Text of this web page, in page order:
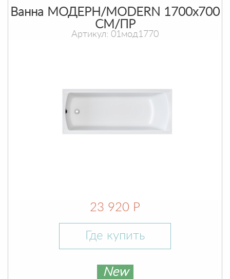
Ванна МОДЕРН/MODERN 1700х700
СМ/ПР
Артикул: 01мод1770
23 920 Р
Где купить
New